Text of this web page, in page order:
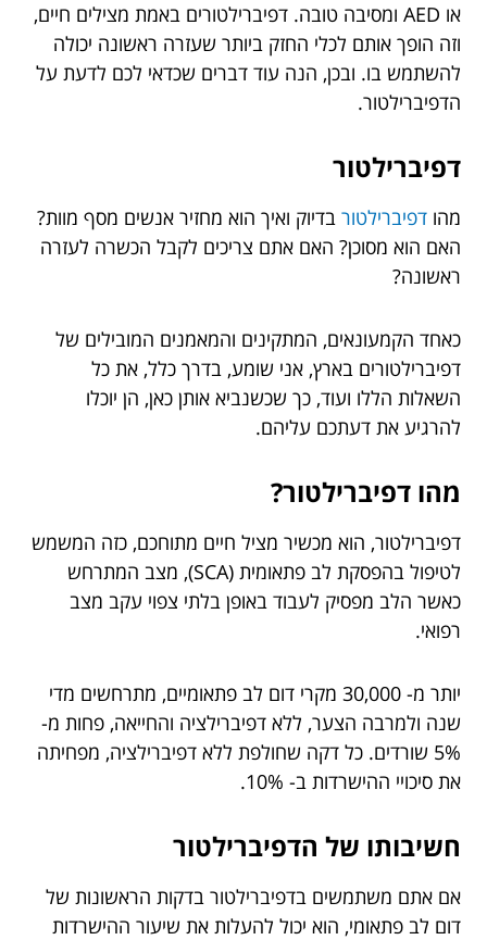
או AED ומסיבה טובה. דפיברילטורים באמת מצילים חיים,
וזה הופך אותם לכלי החזק ביותר שעזרה ראשונה יכולה
להשתמש בו. ובכן, הנה עוד דברים שכדאי לכם לדעת על
הדפיברילטור.
דפיברילטור
מהו דפיברילטור בדיוק ואיך הוא מחזיר אנשים מסף מוות?
האם הוא מסוכן? האם אתם צריכים לקבל הכשרה לעזרה
ראשונה?
כאחד הקמעונאים, המתקינים והמאמנים המובילים של
דפיברילטורים בארץ, אני שומע, בדרך כלל, את כל
השאלות הללו ועוד, כך שכשנביא אותן כאן, הן יוכלו
להרגיע את דעתכם עליהם.
מהו דפיברילטור?
דפיברילטור, הוא מכשיר מציל חיים מתוחכם, כזה המשמש
לטיפול בהפסקת לב פתאומית (SCA), מצב המתרחש
כאשר הלב מפסיק לעבוד באופן בלתי צפוי עקב מצב
רפואי.
יותר מ- 30,000 מקרי דום לב פתאומיים, מתרחשים מדי
שנה ולמרבה הצער, ללא דפיברילציה והחייאה, פחות מ-
5% שורדים. כל דקה שחולפת ללא דפיברילציה, מפחיתה
את סיכויי ההישרדות ב- 10%.
חשיבותו של הדפיברילטור
אם אתם משתמשים בדפיברילטור בדקות הראשונות של
דום לב פתאומי, הוא יכול להעלות את שיעור ההישרדות